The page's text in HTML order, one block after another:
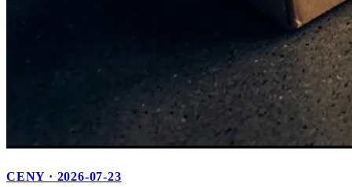
CENY · 2026-07-23